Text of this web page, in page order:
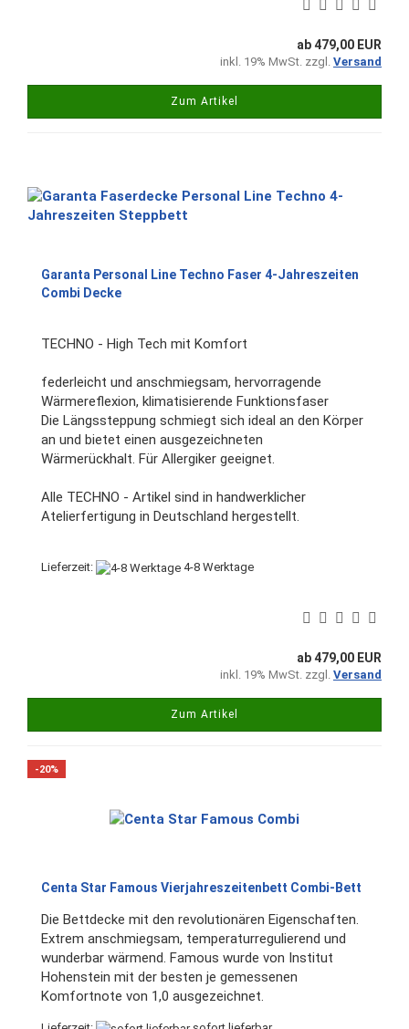
ab 479,00 EUR
inkl. 19% MwSt. zzgl. Versand
Zum Artikel
Garanta Personal Line Techno Faser 4-Jahreszeiten
Combi Decke
TECHNO - High Tech mit Komfort
federleicht und anschmiegsam, hervorragende
Wärmereflexion, klimatisierende Funktionsfaser
Die Längssteppung schmiegt sich ideal an den Körper
an und bietet einen ausgezeichneten
Wärmerückhalt. Für Allergiker geeignet.
Alle TECHNO - Artikel sind in handwerklicher
Atelierfertigung in Deutschland hergestellt.
Lieferzeit: 4-8 Werktage
ab 479,00 EUR
inkl. 19% MwSt. zzgl. Versand
Zum Artikel
-20%
Centa Star Famous Vierjahreszeitenbett Combi-Bett
Die Bettdecke mit den revolutionären Eigenschaften.
Extrem anschmiegsam, temperaturregulierend und
wunderbar wärmend. Famous wurde von Institut
Hohenstein mit der besten je gemessenen
Komfortnote von 1,0 ausgezeichnet.